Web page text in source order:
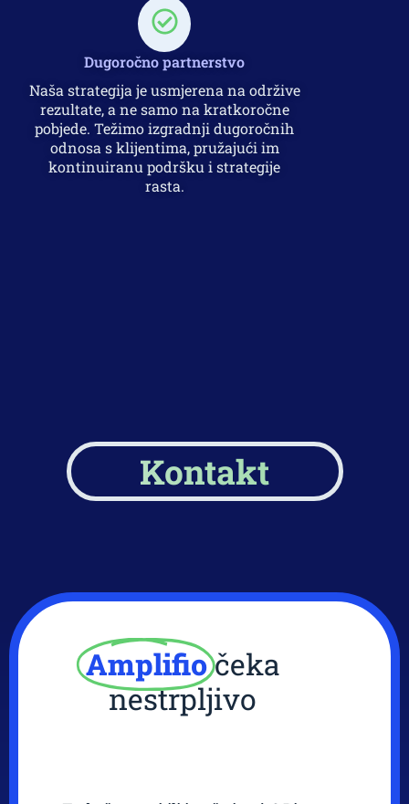
Dugoročno partnerstvo
Naša strategija je usmjerena na održive
rezultate, a ne samo na kratkoročne
pobjede. Težimo izgradnji dugoročnih
odnosa s klijentima, pružajući im
kontinuiranu podršku i strategije
rasta.
Kontakt
Amplifiočeka
nestrpljivo